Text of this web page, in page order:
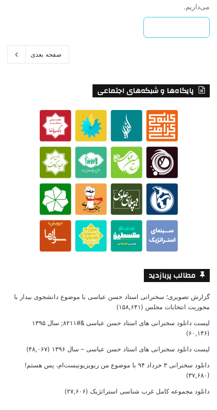
می‌داریم.
صفحه بعدی
پایگاه‌ها و شبکه‌های اجتماعی
مطالب پربازدید
گزارش تصویری؛ سخنرانی استاد حسن عباسی با موضوع دانشجوی بیدار با
محوریت انتخابات مجلس (۱۵۸,۶۴۱)
لیست دانلود سخنرانی های استاد حسن عباسی &#۸۲۱۱; سال ۱۳۹۵
(۶۰,۱۴۶)
لیست دانلود سخنرانی های استاد حسن عباسی – سال ۱۳۹۶ (۴۸,۰۶۷)
دانلود سخنرانی ۳ خرداد ۹۴ با موضوع من ریویزیونیست‌ام، پس هستم!
(۳۷,۶۸۰)
دانلود مجموعه کامل غرب شناسی استراتژیک (۲۷,۶۰۶)